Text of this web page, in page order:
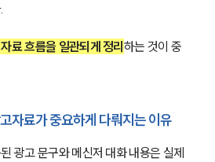
료 흐름을 일관되게 정리 하는 것이 중
자료가 중요하게 다뤄지는 이유
광고 문구와 메신저 대화 내용은 실제